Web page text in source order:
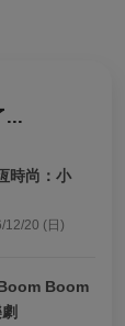
...
時尚：小
12/20 (日)
Boom